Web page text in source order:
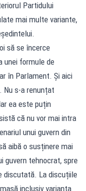
Partidului
mai multe variante,
să se încerce
unei formule de
în Parlament. Și aici
Nu s-a renunțat
ea este puțin
că nu vor mai intra
unui guvern din
aibă o susținere mai
guvern tehnocrat, spre
discutată. La discuțiile
inclusiv varianta